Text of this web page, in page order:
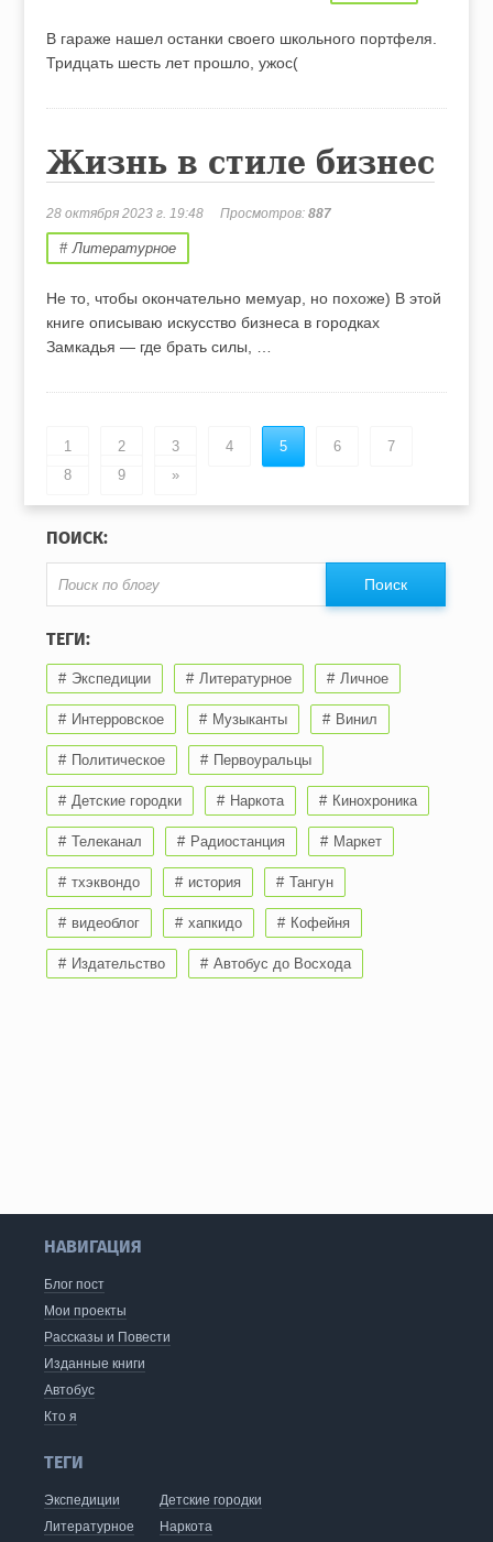
В гараже нашел останки своего школьного портфеля.
Тридцать шесть лет прошло, ужос(
Жизнь в стиле бизнес
28 октября 2023 г. 19:48 Просмотров:887
Литературное
Не то, чтобы окончательно мемуар, но похоже) В этой
книге описываю искусство бизнеса в городках
Замкадья — где брать силы, …
1 2 3 4 5 6
7
8
9 »
ПОИСК:
ТЕГИ:
Экспедиции Литературное Личное
Интерровское Музыканты Винил
Политическое Первоуральцы
Детские городки Наркота Кинохроника
Телеканал Радиостанция Маркет
тхэквондо история Тангун
видеоблог хапкидо Кофейня
Издательство Автобус до Восхода
НАВИГАЦИЯ
Блог пост
Мои проекты
Рассказы и Повести
Изданные книги
Автобус
Кто я
ТЕГИ
Экспедиции
Литературное
Детские городки
Наркота